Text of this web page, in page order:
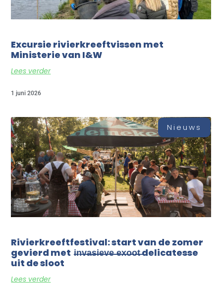
Excursie rivierkreeftvissen met
Ministerie van I&W
Lees verder
1 juni 2026
Nieuws
Rivierkreeftfestival: start van de zomer
gevierd met i̶n̶v̶a̶s̶i̶e̶v̶e̶ ̶e̶x̶o̶o̶t̶ delicatesse
uit de sloot
Lees verder